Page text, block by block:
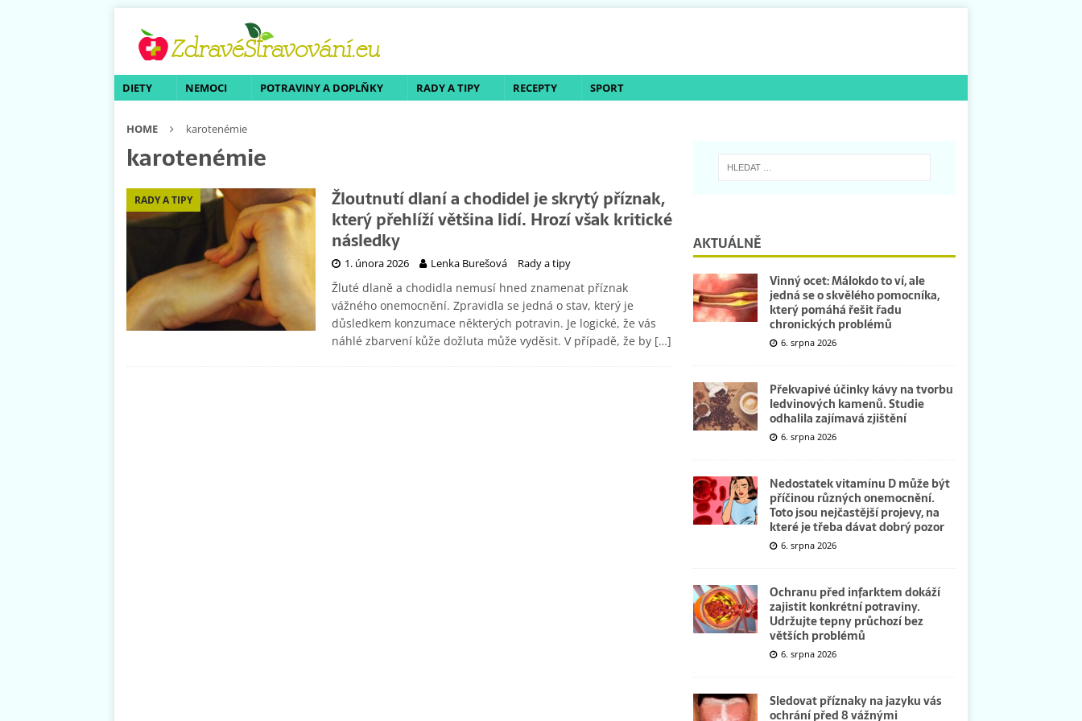
DIETY NEMOCI POTRAVINY A DOPLŇKY RADY A TIPY RECEPTY SPORT
HOME karotenémie
karotenémie
RADY A TIPY
Žloutnutí dlaní a chodidel je skrytý příznak,
který přehlíží většina lidí. Hrozí však kritické
následky
1. února 2026 Lenka Burešová Rady a tipy
Žluté dlaně a chodidla nemusí hned znamenat příznak
vážného onemocnění. Zpravidla se jedná o stav, který je
důsledkem konzumace některých potravin. Je logické, že vás
náhlé zbarvení kůže dožluta může vyděsit. V případě, že by […]
AKTUÁLNĚ
Vinný ocet: Málokdo to ví, ale
jedná se o skvělého pomocníka,
který pomáhá řešit řadu
chronických problémů
6. srpna 2026
Překvapivé účinky kávy na tvorbu
ledvinových kamenů. Studie
odhalila zajímavá zjištění
6. srpna 2026
Nedostatek vitamínu D může být
příčinou různých onemocnění.
Toto jsou nejčastější projevy, na
které je třeba dávat dobrý pozor
6. srpna 2026
Ochranu před infarktem dokáží
zajistit konkrétní potraviny.
Udržujte tepny průchozí bez
větších problémů
6. srpna 2026
Sledovat příznaky na jazyku vás
ochrání před 8 vážnými